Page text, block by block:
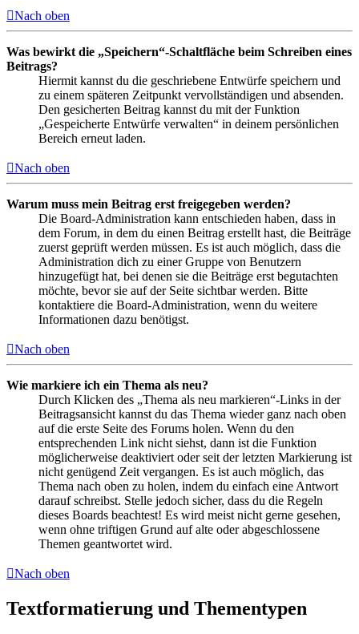
Nach oben
Was bewirkt die „Speichern“-Schaltfläche beim Schreiben eines
Beitrags?
Hiermit kannst du die geschriebene Entwürfe speichern und
zu einem späteren Zeitpunkt vervollständigen und absenden.
Den gesicherten Beitrag kannst du mit der Funktion
„Gespeicherte Entwürfe verwalten“ in deinem persönlichen
Bereich erneut laden.
Nach oben
Warum muss mein Beitrag erst freigegeben werden?
Die Board-Administration kann entschieden haben, dass in
dem Forum, in dem du einen Beitrag erstellt hast, die Beiträge
zuerst geprüft werden müssen. Es ist auch möglich, dass die
Administration dich zu einer Gruppe von Benutzern
hinzugefügt hat, bei denen sie die Beiträge erst begutachten
möchte, bevor sie auf der Seite sichtbar werden. Bitte
kontaktiere die Board-Administration, wenn du weitere
Informationen dazu benötigst.
Nach oben
Wie markiere ich ein Thema als neu?
Durch Klicken des „Thema als neu markieren“-Links in der
Beitragsansicht kannst du das Thema wieder ganz nach oben
auf die erste Seite des Forums holen. Wenn du den
entsprechenden Link nicht siehst, dann ist die Funktion
möglicherweise deaktiviert oder seit der letzten Markierung ist
nicht genügend Zeit vergangen. Es ist auch möglich, das
Thema nach oben zu holen, indem du einfach eine Antwort
darauf schreibst. Stelle jedoch sicher, dass du die Regeln
dieses Boards beachtest! Es wird meist nicht gerne gesehen,
wenn ohne triftigen Grund auf alte oder abgeschlossene
Themen geantwortet wird.
Nach oben
Textformatierung und Thementypen